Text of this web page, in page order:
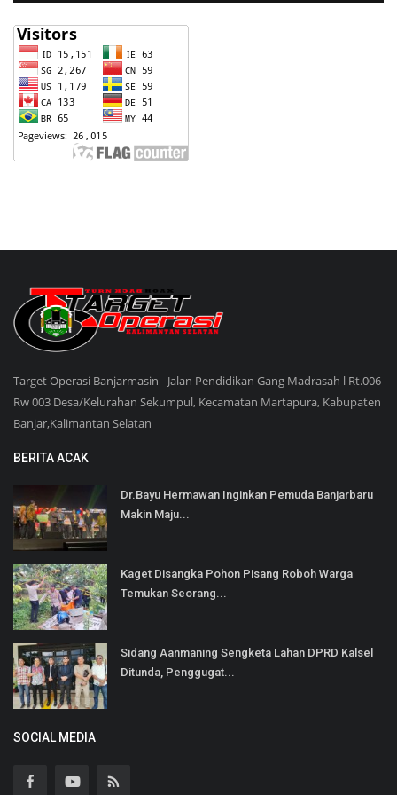
Target Operasi Banjarmasin - Jalan Pendidikan Gang Madrasah l Rt.006
Rw 003 Desa/Kelurahan Sekumpul, Kecamatan Martapura, Kabupaten
Banjar,Kalimantan Selatan
BERITA ACAK
Dr.Bayu Hermawan Inginkan Pemuda Banjarbaru
Makin Maju...
Kaget Disangka Pohon Pisang Roboh Warga
Temukan Seorang...
Sidang Aanmaning Sengketa Lahan DPRD Kalsel
Ditunda, Penggugat...
SOCIAL MEDIA